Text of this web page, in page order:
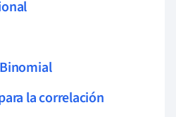
la correlación